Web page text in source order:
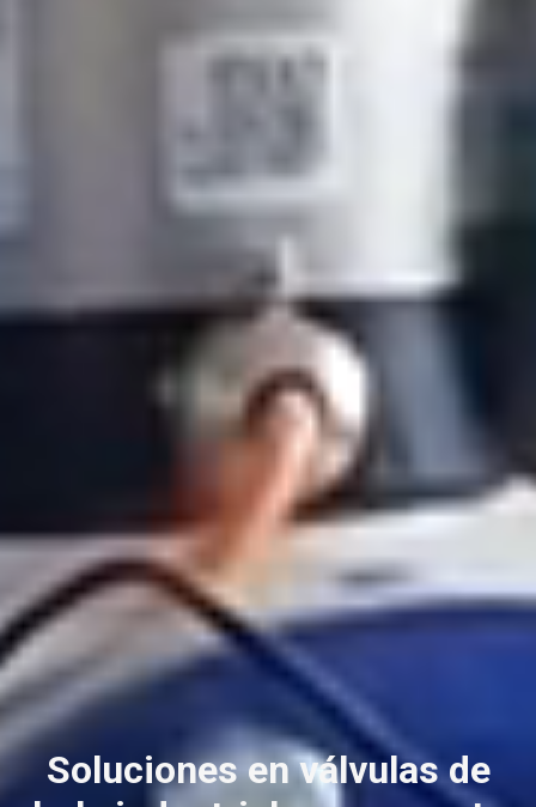
Soluciones en válvulas de